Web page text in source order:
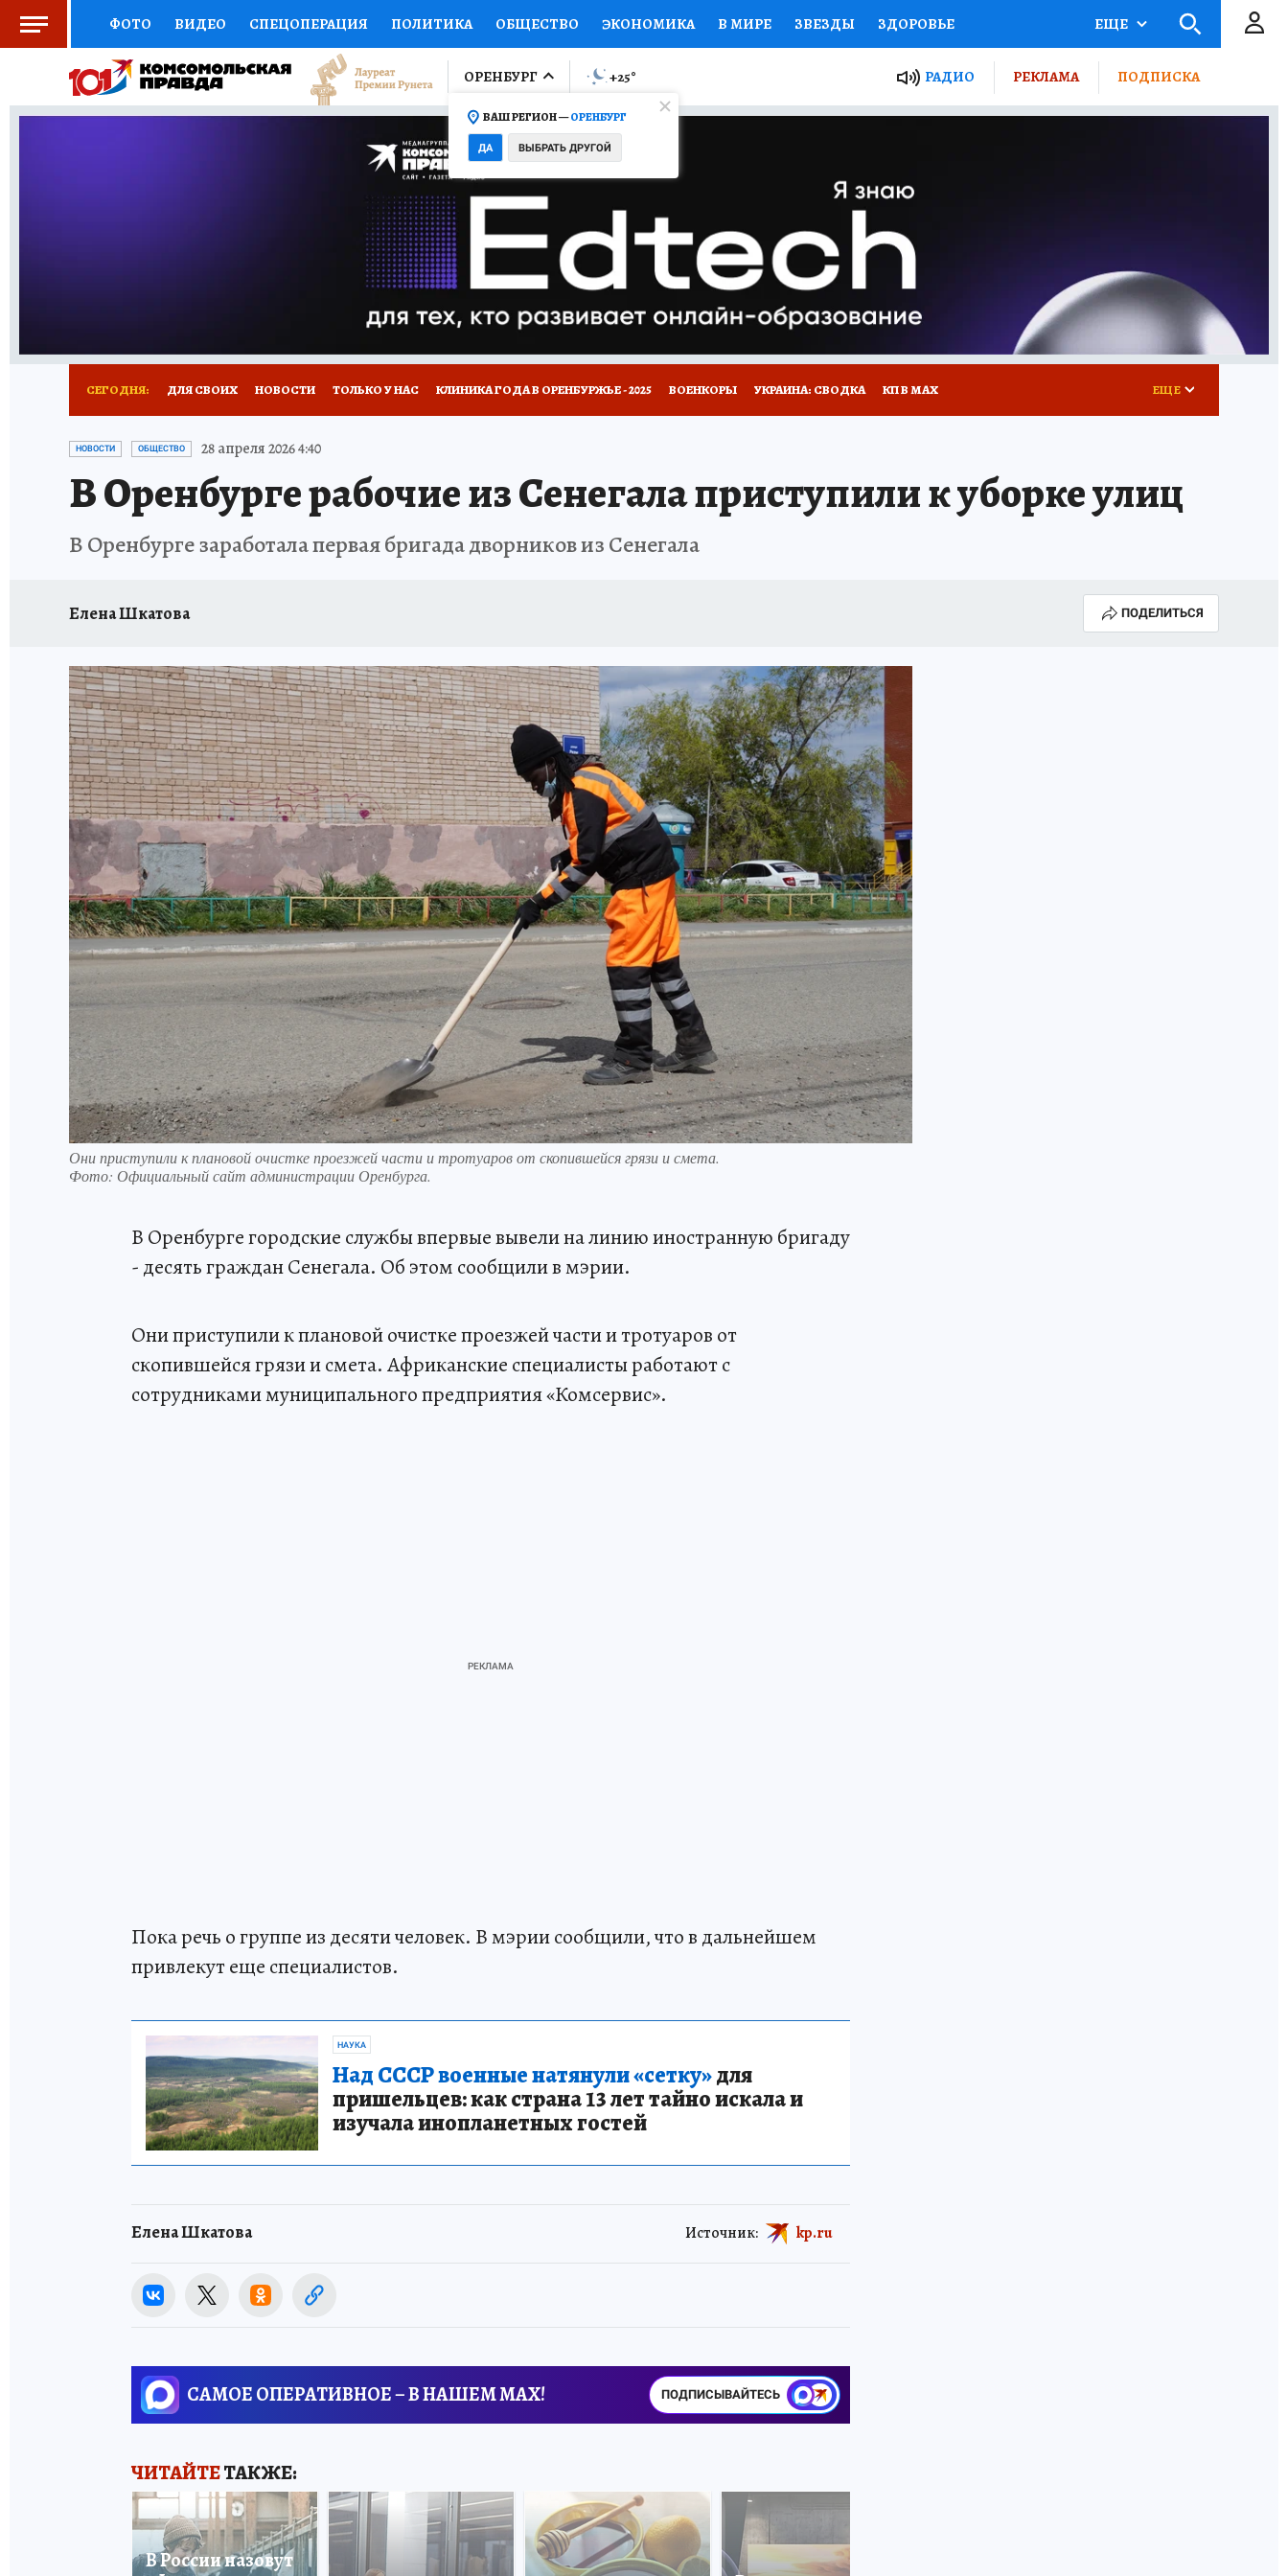
ФОТО ВИДЕО СПЕЦОПЕРАЦИЯ ПОЛИТИКА ОБЩЕСТВО ЭКОНОМИКА В МИРЕ ЗВЕЗДЫ ЗДОРОВЬЕ
СОЦПОДДЕРЖКА НАУКА СПОРТ КОЛУМНИСТЫ ПРОИСШЕСТВИЯ НАЦИОНАЛЬНЫЕ ПРОЕКТЫ РОССИИ
ВЫБОР ЭКСПЕРТОВ ДОКТОР ФИНАНСЫ ОТКРЫВАЕМ МИР Я ЗНАЮ СЕМЬЯ ЖЕНСКИЕ СЕКРЕТЫ ПУТЕВОДИТЕЛЬ
ПРОГНОЗЫ НА СПОРТ ПРОМОКОДЫ СЕРИАЛЫ
ТЕЛЕВИЗОР КОЛЛЕКЦИИ КОНКУРСЫ ГИД ПОТРЕБИТЕЛЯ
НОВОЕ НА САЙТЕ
ЕЩЕ
ОРЕНБУРГ
ВАШ РЕГИОН —ОРЕНБУРГ
ДА ВЫБРАТЬ ДРУГОЙ
+25° РАДИО РЕКЛАМА ПОДПИСКА
СЕГОДНЯ: ДЛЯ СВОИХ НОВОСТИ ТОЛЬКО У НАС КЛИНИКА ГОДА В ОРЕНБУРЖЬЕ - 2025 ВОЕНКОРЫ УКРАИНА: СВОДКА КП В МАХ
СПОРТАКТИВ ОРЕНБУРЖЬЯ - 2025
ИСПЫТАНО НА СЕБЕ
ЕЩЕ
НОВОСТИ ОБЩЕСТВО 28 апреля 2026 4:40
В Оренбурге рабочие из Сенегала приступили к уборке улиц
В Оренбурге заработала первая бригада дворников из Сенегала
Елена Шкатова ПОДЕЛИТЬСЯ
Они приступили к плановой очистке проезжей части и тротуаров от скопившейся грязи и смета.
Фото: Официальный сайт администрации Оренбурга.
В Оренбурге городские службы впервые вывели на линию иностранную бригаду
- десять граждан Сенегала. Об этом сообщили в мэрии.
Они приступили к плановой очистке проезжей части и тротуаров от
скопившейся грязи и смета. Африканские специалисты работают с
сотрудниками муниципального предприятия «Комсервис».
Пока речь о группе из десяти человек. В мэрии сообщили, что в дальнейшем
привлекут еще специалистов.
НАУКА
Над СССР военные натянули «сетку»для
пришельцев: как страна 13 лет тайно искала и
изучала инопланетных гостей
Елена Шкатова Источник: kp.ru
САМОЕ ОПЕРАТИВНОЕ – В НАШЕМ MAX! ПОДПИСЫВАЙТЕСЬ
ЧИТАЙТЕТАКЖЕ:
В России назовут